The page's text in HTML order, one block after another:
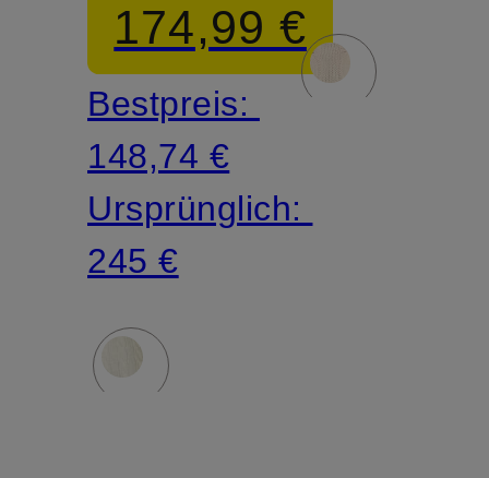
174,99 €
Bestpreis:
148,74 €
Ursprünglich:
245 €